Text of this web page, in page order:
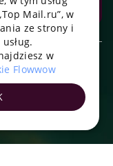
SPANISH
TURKISH
Mail.ru”, w
ze strony i
w
Flowwow